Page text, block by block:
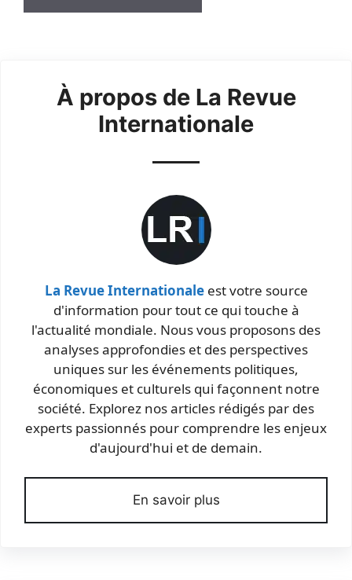
À propos de La Revue
Internationale
La Revue Internationaleest votre source
d'information pour tout ce qui touche à
l'actualité mondiale. Nous vous proposons des
analyses approfondies et des perspectives
uniques sur les événements politiques,
économiques et culturels qui façonnent notre
société. Explorez nos articles rédigés par des
experts passionnés pour comprendre les enjeux
d'aujourd'hui et de demain.
En savoir plus